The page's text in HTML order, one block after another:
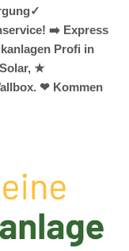
➡️ Express
Profi in
★
❤ Kommen